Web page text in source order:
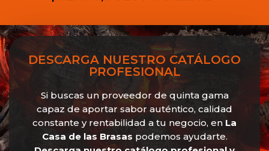
DESCARGA NUESTRO CATÁLOGO
PROFESIONAL
Si buscas un proveedor de quinta gama
capaz de aportar sabor auténtico, calidad
constante y rentabilidad a tu negocio, en La
Casa de las Brasas podemos ayudarte.